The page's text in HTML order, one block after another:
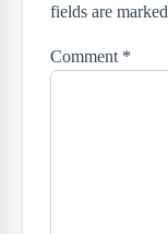
fields are
Comment *